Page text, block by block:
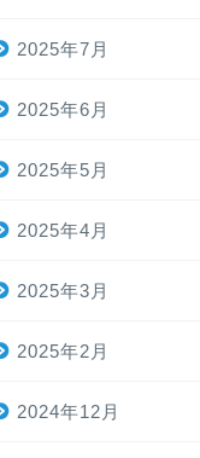
2025年7月
2025年6月
2025年5月
2025年4月
2025年3月
2025年2月
2024年12月